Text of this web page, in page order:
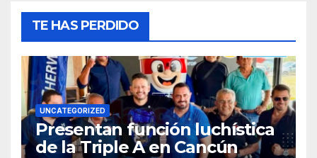
TE HAS PERDIDO
UNCATEGORIZED
Presentan función luchística
de la Triple A en Cancún